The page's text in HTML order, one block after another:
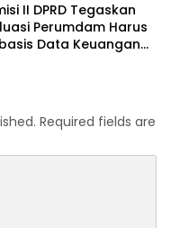
II DPRD Tegaskan
Perumdam Harus
Data Keuangan
Required fields are